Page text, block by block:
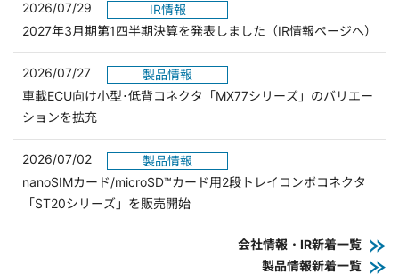
2026/07/29
IR情報
2027年3月期第1四半期決算を発表しました（IR情報ページへ）
2026/07/27
製品情報
車載ECU向け小型･低背コネクタ「MX77シリーズ」のバリエー
ションを拡充
2026/07/02
製品情報
nanoSIMカード/microSD™カード用2段トレイコンボコネクタ
「ST20シリーズ」を販売開始
会社情報・IR新着一覧
製品情報新着一覧